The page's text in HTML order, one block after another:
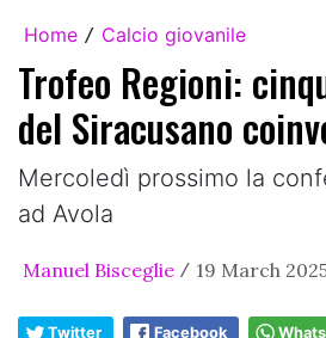
Home / Calcio giovanile
Trofeo Regioni:
del Siracusano
Mercoledì prossimo la
ad Avola
Manuel Bisceglie / 19 March
Twitter Facebook